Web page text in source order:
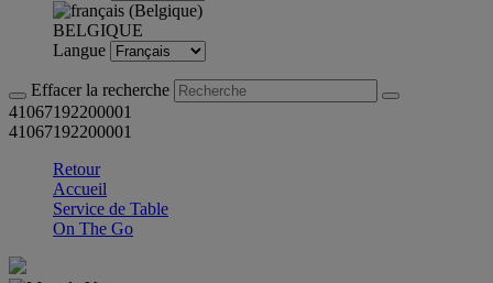
BELGIQUE
Langue
Effacer la recherche
41067192200001
41067192200001
Retour
Accueil
Service de Table
On The Go